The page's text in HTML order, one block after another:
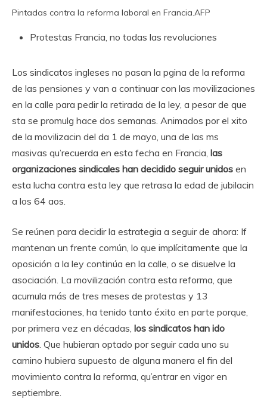
Pintadas contra la reforma laboral en Francia.AFP
Protestas Francia, no todas las revoluciones
Los sindicatos ingleses no pasan la pgina de la reforma
de las pensiones y van a continuar con las movilizaciones
en la calle para pedir la retirada de la ley, a pesar de que
sta se promulg hace dos semanas. Animados por el xito
de la movilizacin del da 1 de mayo, una de las ms
masivas qu’recuerda en esta fecha en Francia, las
organizaciones sindicales han decidido seguir unidos en
esta lucha contra esta ley que retrasa la edad de jubilacin
a los 64 aos.
Se reúnen para decidir la estrategia a seguir de ahora: If
mantenan un frente común, lo que implícitamente que la
oposición a la ley continúa en la calle, o se disuelve la
asociación. La movilización contra esta reforma, que
acumula más de tres meses de protestas y 13
manifestaciones, ha tenido tanto éxito en parte porque,
por primera vez en décadas, los sindicatos han ido
unidos. Que hubieran optado por seguir cada uno su
camino hubiera supuesto de alguna manera el fin del
movimiento contra la reforma, qu’entrar en vigor en
septiembre.